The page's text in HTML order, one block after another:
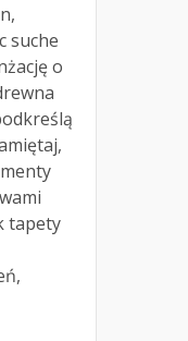
suche
o
tapety